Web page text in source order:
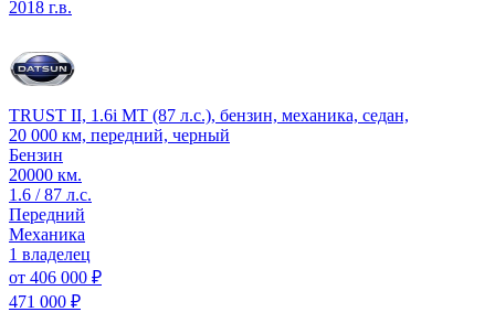
2018 г.в.
TRUST II, 1.6i MT (87 л.с.), бензин, механика, седан,
20 000 км, передний, черный
Бензин
20000 км.
1.6 / 87 л.с.
Передний
Механика
1 владелец
от 406 000 ₽
471 000 ₽